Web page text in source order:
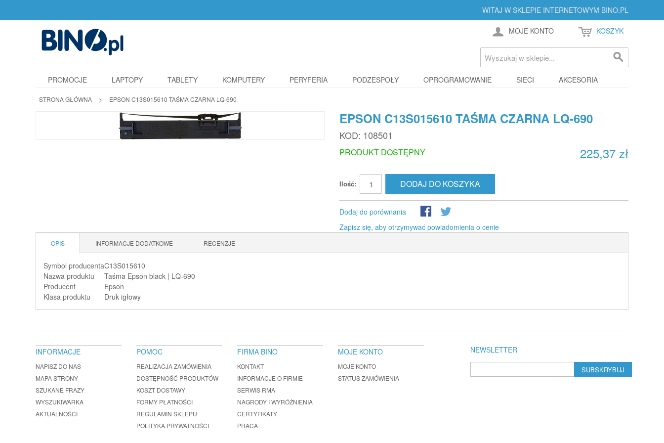
WITAJ W SKLEPIE INTERNETOWYM BINO.PL
MOJE KONTO KOSZYK
PROMOCJE LAPTOPY TABLETY KOMPUTERY PERYFERIA PODZESPOŁY OPROGRAMOWANIE SIECI AKCESORIA
STRONA GŁÓWNA > EPSON C13S015610 TAŚMA CZARNA LQ-690
EPSON C13S015610 TAŚMA CZARNA LQ-690
KOD: 108501
225,37 zł
PRODUKT DOSTĘPNY
Ilość: DODAJ DO KOSZYKA
Dodaj do porównania
Zapisz się, aby otrzymywać powiadomienia o cenie
OPIS INFORMACJE DODATKOWE RECENZJE
Symbol producentaC13S015610
Nazwa produktu
Taśma Epson black | LQ-690
Producent
Epson
Klasa produktu
Druk igłowy
NEWSLETTER
SUBSKRYBUJ
INFORMACJE
NAPISZ DO NAS
MAPA STRONY
SZUKANE FRAZY
WYSZUKIWARKA
AKTUALNOŚCI
POMOC
REALIZACJA ZAMÓWIENIA
DOSTĘPNOŚĆ PRODUKTÓW
KOSZT DOSTAWY
FORMY PŁATNOŚCI
REGULAMIN SKLEPU
POLITYKA PRYWATNOŚCI
FIRMA BINO
KONTAKT
INFORMACJE O FIRMIE
SERWIS RMA
NAGRODY I WYRÓŻNIENIA
CERTYFIKATY
PRACA
MOJE KONTO
MOJE KONTO
STATUS ZAMÓWIENIA